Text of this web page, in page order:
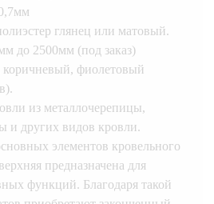
глянец или матовый.
до 2500мм (под заказ)
фиолетовый
из металлочерепицы,
и других видов кровли.
элементов кровельного
предназначена для
функций. Благодаря такой